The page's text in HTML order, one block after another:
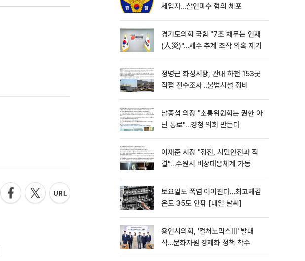
세입자…살인미수 혐의 체포
경기도의회 국힘 "7조 채무는 인재
(人災)"…세수 추계 조작 의혹 제기
정명근 화성시장, 관내 하천 153곳
직접 전수조사…불법시설 정비
남종섭 의장 "소통위원회는 권한 아
닌 통로"…경청 의회 만든다
이재준 시장 "정전, 시민안전과 직
결"…수원시 비상대응체계 가동
토요일도 폭염 이어진다…최고체감
온도 35도 안팎 [내일 날씨]
용인시의회, '컬처노믹스Ⅲ' 발대
식…문화자원 경제화 정책 착수